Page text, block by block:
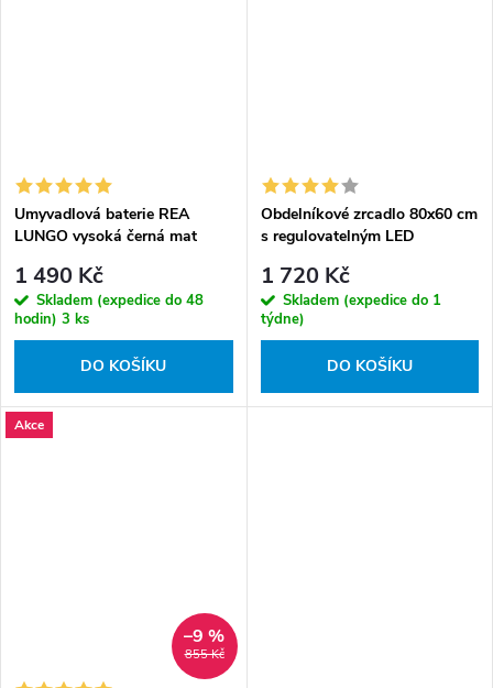
Umyvadlová baterie REA
LUNGO vysoká černá mat
1 490 Kč
Skladem (expedice do 48
hodin) 3 ks
DO KOŠÍKU
Obdelníkové zrcadlo 80x60 cm
s regulovatelným LED
1 720 Kč
Skladem (expedice do 1
týdne)
DO KOŠÍKU
Akce
855 Kč
–9 %